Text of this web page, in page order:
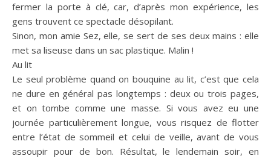
fermer la porte à clé, car, d’après mon expérience, les
gens trouvent ce spectacle désopilant.
Sinon, mon amie Sez, elle, se sert de ses deux mains : elle
met sa liseuse dans un sac plastique. Malin !
Au lit
Le seul problème quand on bouquine au lit, c’est que cela
ne dure en général pas longtemps : deux ou trois pages,
et on tombe comme une masse. Si vous avez eu une
journée particulièrement longue, vous risquez de flotter
entre l’état de sommeil et celui de veille, avant de vous
assoupir pour de bon. Résultat, le lendemain soir, en